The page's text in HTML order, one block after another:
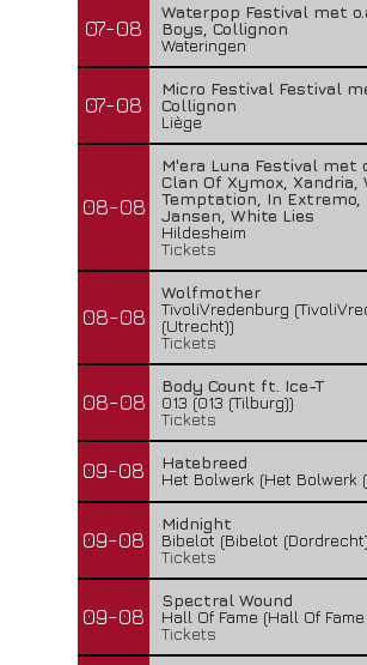
07-08
Waterpop Festival met
Boys, Collignon
Wateringen
07-08
Micro Festival Festival
Collignon
Liège
08-08
M'era Luna Festival met
Clan Of Xymox, Xandria,
Temptation, In Extremo,
Jansen, White Lies
Hildesheim
Tickets
08-08
Wolfmother
TivoliVredenburg
(Utrecht))
Tickets
08-08
Body Count ft. Ice-T
013 (013 (Tilburg))
Tickets
09-08
Hatebreed
Het Bolwerk (Het Bolwerk
09-08
Midnight
Bibelot (Bibelot
Tickets
09-08
Spectral Wound
Hall Of Fame (Hall Of
Tickets